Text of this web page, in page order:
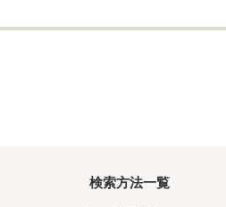
検索方法一覧